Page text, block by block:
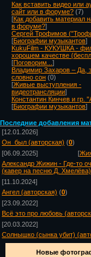
Как вставить видео или
сайт или в форуме? (7)
[Как добавить материал
в форуме?]
Сергей Трофимов
[Биографии музыкантов]
KukuFilm - КУКУШКА -
хорошем качестве
[Поговорим... ]
Владимир Захаров – Да,
словно сон (0)
[Живые выступления -
видеотрансляции]
Константин Кинчев и гр.
[Биографии музыкантов]
Последние добавления
[12.01.2026]
Он_был (авторская) (0)
[06.09.2025]
[
Александр Жижин - Где-то
(кавер на песню Д. Хмелёва)
[11.10.2024]
Ангел (авторская) (0)
[23.09.2022]
Всё это про любовь
[20.03.2022]
Солнышко (сынка убит)
Новые